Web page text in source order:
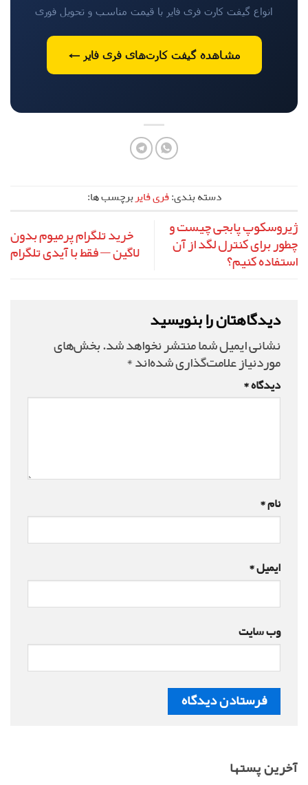
انواع گیفت کارت فری فایر با قیمت مناسب و تحویل فوری
مشاهده گیفت کارت‌های فری فایر ←
دسته بندی:فری فایربرچسب ها:
ژیروسکوپ پابجی چیست و
چطور برای کنترل لگد از آن
استفاده کنیم؟
خرید تلگرام پرمیوم بدون
لاگین — فقط با آیدی تلگرام
دیدگاهتان را بنویسید
نشانی ایمیل شما منتشر نخواهد شد.بخش‌های
موردنیاز علامت‌گذاری شده‌اند*
دیدگاه*
نام*
ایمیل*
وب‌ سایت
آخرین پستها